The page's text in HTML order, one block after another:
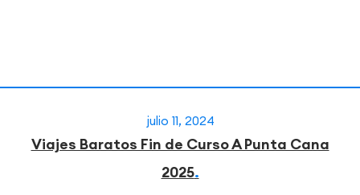
julio 11, 2024
Viajes Baratos Fin de Curso A Punta Cana
2025